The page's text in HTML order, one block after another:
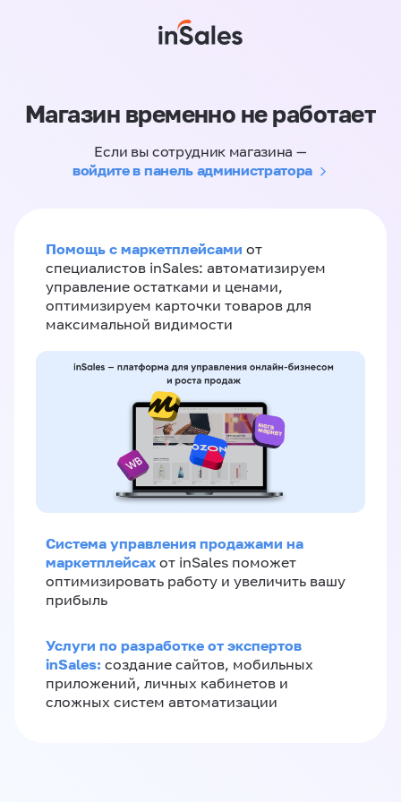
Магазин временно не работает
Если вы сотрудник магазина —
войдите в панель администратора
Помощь с маркетплейсами от
специалистов inSales: автоматизируем
управление остатками и ценами,
оптимизируем карточки товаров для
максимальной видимости
Система управления продажами на
маркетплейсах от inSales поможет
оптимизировать работу и увеличить вашу
прибыль
Услуги по разработке от экспертов
inSales: создание сайтов, мобильных
приложений, личных кабинетов и
сложных систем автоматизации